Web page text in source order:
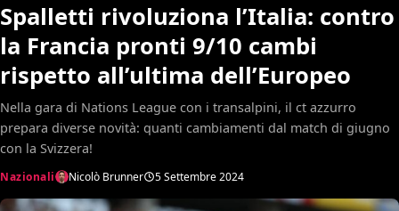
Spalletti rivoluziona l’Italia: contro
la Francia pronti 9/10 cambi
rispetto all’ultima dell’Europeo
Nella gara di Nations League con i transalpini, il ct azzurro
prepara diverse novità: quanti cambiamenti dal match di giugno
con la Svizzera!
Nazionali Nicolò Brunner 5 Settembre 2024